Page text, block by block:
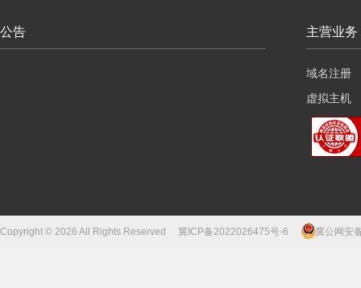
公告 主营业务
域名注册
虚拟主机
云服务器
Copyright © 2026 All Rights Reserved 冀ICP备2022026475号-6 冀公网安备